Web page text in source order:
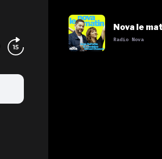
Nova le
Radio Nova